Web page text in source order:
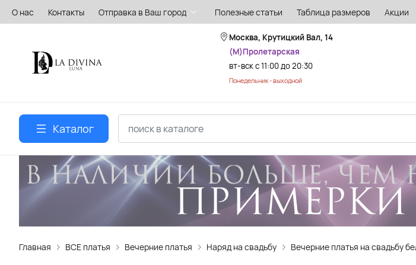
О нас Контакты Отправка в Ваш город Полезные статьи Таблица размеров Акции
Москва, Крутицкий Вал, 14
(М)Пролетарская
вт-вск с 11:00 до 20:30
Понедельник - выходной
Каталог
Главная ВСЕ платья Вечерние платья Наряд на свадьбу Вечерние платья на свадьбу